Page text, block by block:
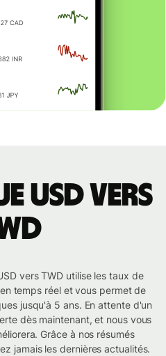
USD vers
vers TWD utilise les taux de
temps réel et vous permet de
jusqu'à 5 ans. En attente d'un
dès maintenant, et nous vous
Grâce à nos résumés
jamais les dernières actualités.